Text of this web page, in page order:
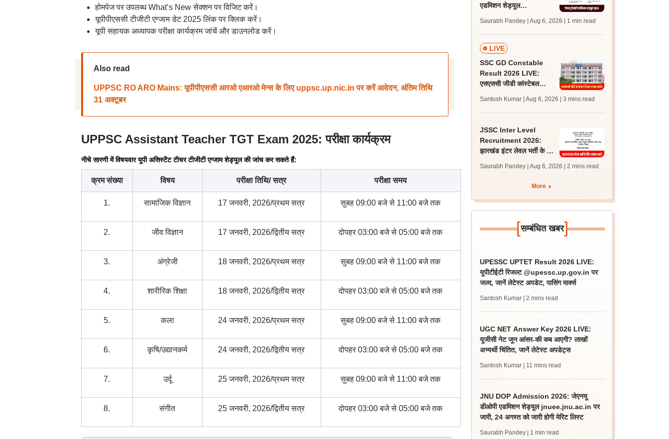
होमपेज पर उपलब्ध What’s New सेक्शन पर विजिट करें।
यूपीपीएससी टीजीटी एग्जाम डेट 2025 लिंक पर क्लिक करें।
यूपी सहायक अध्यापक परीक्षा कार्यक्रम जांचें और डाउनलोड करें।
Also read
UPPSC RO ARO Mains: यूपीपीएससी आरओ एआरओ मेन्स के लिए uppsc.up.nic.in पर करें आवेदन, अंतिम तिथि
31 अक्टूबर
UPPSC Assistant Teacher TGT Exam 2025: परीक्षा कार्यक्रम
नीचे सारणी में विषयवार यूपी असिस्टेंट टीचर टीजीटी एग्जाम शेड्यूल की जांच कर सकते हैं:
क्रम संख्या विषय परीक्षा तिथि/ सत्र परीक्षा समय
1. सामाजिक विज्ञान 17 जनवरी, 2026/प्रथम सत्र सुबह 09:00 बजे से 11:00 बजे तक
2. जीव विज्ञान 17 जनवरी, 2026/द्वितीय सत्र दोपहर 03:00 बजे से 05:00 बजे तक
3. अंग्रेजी 18 जनवरी, 2026/प्रथम सत्र सुबह 09:00 बजे से 11:00 बजे तक
4. शारीरिक शिक्षा 18 जनवरी, 2026/द्वितीय सत्र दोपहर 03:00 बजे से 05:00 बजे तक
5. कला 24 जनवरी, 2026/प्रथम सत्र सुबह 09:00 बजे से 11:00 बजे तक
6. कृषि/उद्यानकर्म 24 जनवरी, 2026/द्वितीय सत्र दोपहर 03:00 बजे से 05:00 बजे तक
7. उर्दू 25 जनवरी, 2026/प्रथम सत्र सुबह 09:00 बजे से 11:00 बजे तक
8. संगीत 25 जनवरी, 2026/द्वितीय सत्र दोपहर 03:00 बजे से 05:00 बजे तक
एडमिशन शेड्यूल
24 अगस्त को जारी होगी मेरिट
लिस्ट
Saurabh Pandey | Aug 6, 2026 | 1 min read
LIVE
SSC GD Constable
Result 2026 LIVE:
एसएससी जीडी कांस्टेबल
लेटेस्ट अपडेट, स्कोरकार्ड लिंक
Santosh Kumar | Aug 6, 2026 | 3 mins read
JSSC Inter Level
Recruitment 2026:
झारखंड इंटर लेवल भर्ती के लिए
Saurabh Pandey | Aug 6, 2026 | 2 mins read
More
[सम्बंधित खबर]
UPESSC UPTET Result 2026 LIVE:
यूपीटीईटी रिजल्ट @upessc.up.gov.in पर
जल्द, जानें लेटेस्ट अपडेट, पासिंग मार्क्स
Santosh Kumar | 2 mins read
UGC NET Answer Key 2026 LIVE:
यूजीसी नेट जून आंसर-की कब आएगी? लाखों
अभ्यर्थी चिंतित, जानें लेटेस्ट अपडेट्स
Santosh Kumar | 11 mins read
JNU DOP Admission 2026: जेएनयू
डीओपी एडमिशन शेड्यूल jnuee.jnu.ac.in पर
जारी, 24 अगस्त को जारी होगी मेरिट लिस्ट
Saurabh Pandey | 1 min read